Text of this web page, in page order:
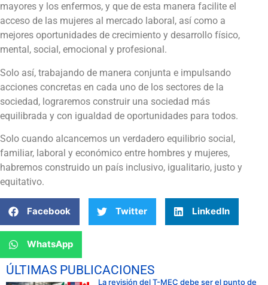
mayores y los enfermos, y que de esta manera facilite el
acceso de las mujeres al mercado laboral, así como a
mejores oportunidades de crecimiento y desarrollo físico,
mental, social, emocional y profesional.
Solo así, trabajando de manera conjunta e impulsando
acciones concretas en cada uno de los sectores de la
sociedad, lograremos construir una sociedad más
equilibrada y con igualdad de oportunidades para todos.
Solo cuando alcancemos un verdadero equilibrio social,
familiar, laboral y económico entre hombres y mujeres,
habremos construido un país inclusivo, igualitario, justo y
equitativo.
Facebook Twitter LinkedIn
WhatsApp
ÚLTIMAS PUBLICACIONES
La revisión del T-MEC debe ser el punto de